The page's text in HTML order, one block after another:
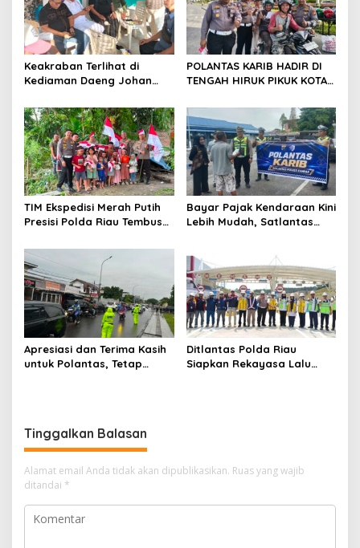
p
o
s
Keakraban Terlihat di
Kediaman Daeng Johan
Puluhan Awak Media Hadir
Dalam Rangka Acara Rutin
Grup Info Lalu Lintas
sekaligus Doa Syukuran
Menempati Rumah.
POLANTAS KARIB HADIR DI
TENGAH HIRUK PIKUK KOTA
POLDA RIAU KOBARKAN
SEMANGAT KESELAMATAN,
NASIONALISME DAN GREEN
POLICING JELANG HUT KE-81
RI
TIM Ekspedisi Merah Putih
Presisi Polda Riau Tembus
Kobarkan Semangat Merah
Putih Hadirkan Kepedulian
Nyata untuk Negeri
Bayar Pajak Kendaraan Kini
Lebih Mudah, Satlantas
Program Pemutihan
Apresiasi dan Terima Kasih
untuk Polantas, Tetap
Ditlantas Polda Riau
Siapkan Rekayasa Lalu
Tinggalkan Balasan
Alamat email Anda tidak akan dipublikasikan. Ruas yang wajib
ditandai *